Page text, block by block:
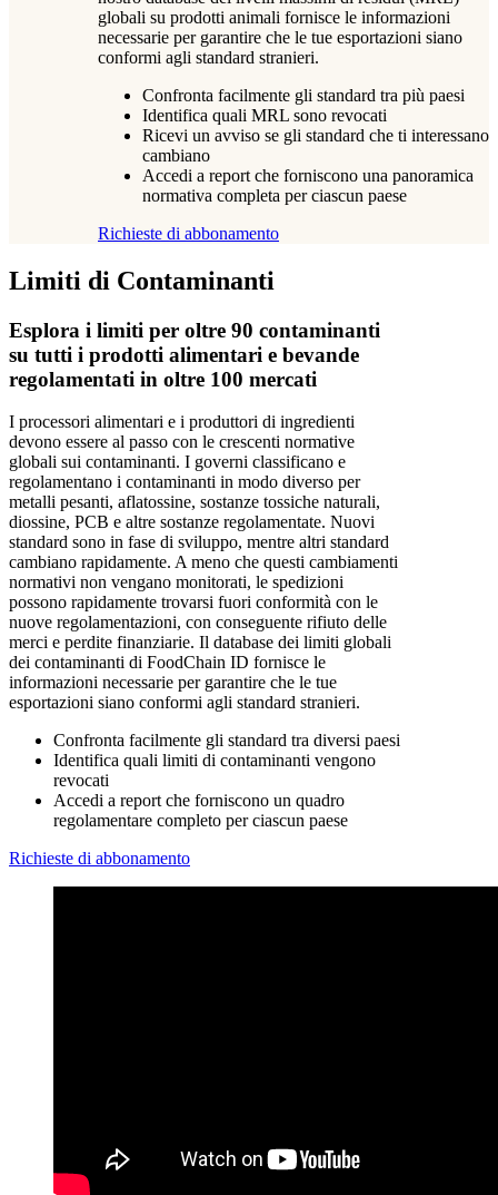
globali su prodotti animali fornisce le informazioni
necessarie per garantire che le tue esportazioni siano
conformi agli standard stranieri.
Confronta facilmente gli standard tra più paesi
Identifica quali MRL sono revocati
Ricevi un avviso se gli standard che ti interessano
cambiano
Accedi a report che forniscono una panoramica
normativa completa per ciascun paese
Richieste di abbonamento
Limiti di Contaminanti
Esplora i limiti per oltre 90 contaminanti
su tutti i prodotti alimentari e bevande
regolamentati in oltre 100 mercati
I processori alimentari e i produttori di ingredienti
devono essere al passo con le crescenti normative
globali sui contaminanti. I governi classificano e
regolamentano i contaminanti in modo diverso per
metalli pesanti, aflatossine, sostanze tossiche naturali,
diossine, PCB e altre sostanze regolamentate. Nuovi
standard sono in fase di sviluppo, mentre altri standard
cambiano rapidamente. A meno che questi cambiamenti
normativi non vengano monitorati, le spedizioni
possono rapidamente trovarsi fuori conformità con le
nuove regolamentazioni, con conseguente rifiuto delle
merci e perdite finanziarie. Il database dei limiti globali
dei contaminanti di FoodChain ID fornisce le
informazioni necessarie per garantire che le tue
esportazioni siano conformi agli standard stranieri.
Confronta facilmente gli standard tra diversi paesi
Identifica quali limiti di contaminanti vengono
revocati
Accedi a report che forniscono un quadro
regolamentare completo per ciascun paese
Richieste di abbonamento